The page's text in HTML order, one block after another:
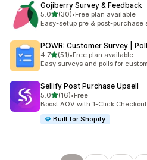
Gojiberry Survey & Feedback
5.0별 5개 중
(30)
총 리뷰 30개
•Free plan available
Easy-setup pre & post-purchase
POWR: Customer Survey | Poll
4.7별 5개 중
(51)
총 리뷰 51개
•Free plan available
Easy surveys and polls for
Sellify Post Purchase Upsell
5.0별 5개 중
(16)
총 리뷰 16개
•Free
Boost AOV with 1-Click
Built for Shopify